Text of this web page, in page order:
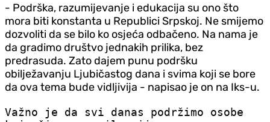
- Podrška, razumijevanje i edukacija su ono što
mora biti konstanta u Republici Srpskoj. Ne smijemo
dozvoliti da se bilo ko osjeća odbačeno. Na nama je
da gradimo društvo jednakih prilika, bez
predrasuda. Zato dajem punu podršku
obilježavanju Ljubičastog dana i svima koji se bore
da ova tema bude vidljivija - napisao je on na Iks-u.
Važno je da svi danas podržimo osobe